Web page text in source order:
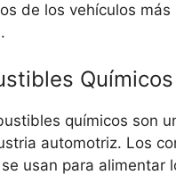
de los vehículos
Químicos
químicos son
automotriz. Los
usan para alimentar